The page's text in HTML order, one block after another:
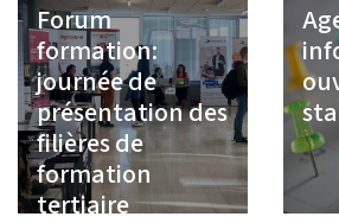
Forum
formation:
journée de
présentation des
filières de
formation
tertiaire